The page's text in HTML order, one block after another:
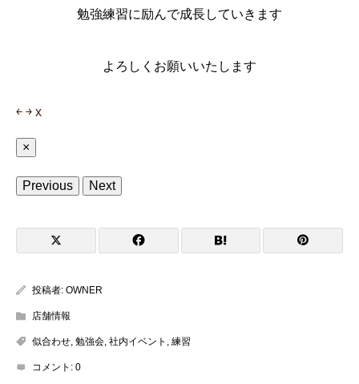
勉強練習に励んで成長していきます
よろしくお願いいたします
￩ ￫ x
×
Previous Next
投稿者: OWNER
店舗情報
似合わせ 勉強会 社内イベント 練習
コメント: 0